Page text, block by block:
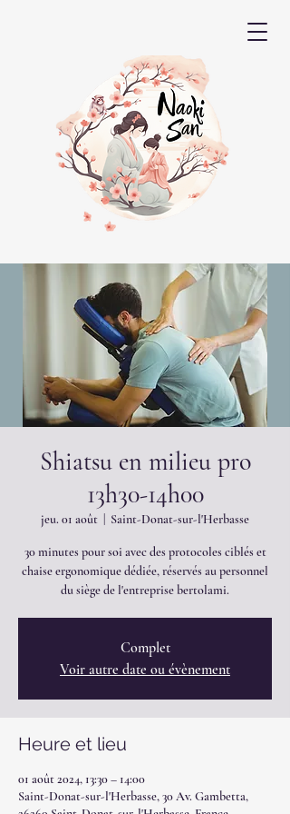
Shiatsu en milieu pro
13h30-14h00
jeu. 01 août Saint-Donat-sur-l'Herbasse
30 minutes pour soi avec des protocoles ciblés et
chaise ergonomique dédiée, réservés au personnel
du siège de l'entreprise bertolami.
Complet
Voir autre date ou évènement
Heure et lieu
01 août 2024, 13:30 – 14:00
Saint-Donat-sur-l'Herbasse, 30 Av. Gambetta,